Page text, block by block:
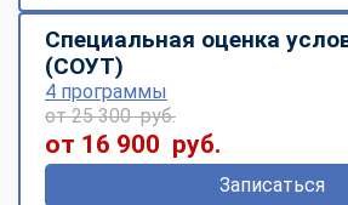
Специальная оценка
(СОУТ)
4 программы
от 25 300 руб.
от 16 900 руб.
Записаться